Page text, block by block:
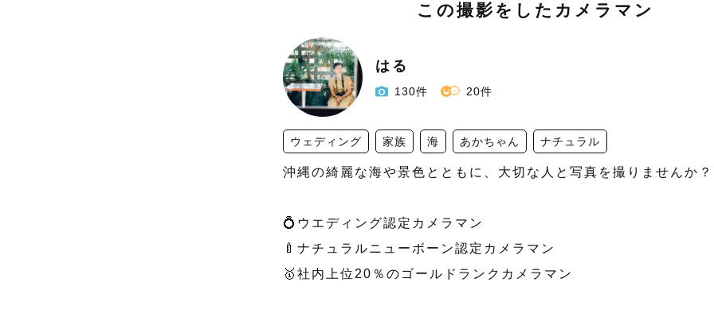
この撮影をしたカメラマン
はる
130件 20件
ウェディング 家族 海 あかちゃん ナチュラル
沖縄の綺麗な海や景色とともに、大切な人と写真を撮りませんか？
💍ウエディング認定カメラマン
🍼ナチュラルニューボーン認定カメラマン
🥇社内上位20％のゴールドランクカメラマン